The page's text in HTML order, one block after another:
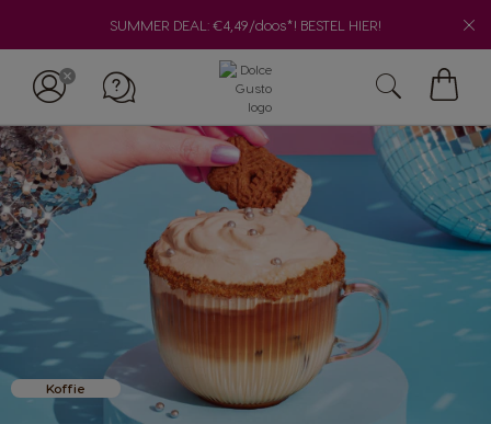
SUMMER DEAL: €4,49/doos*! BESTEL HIER!
Koffie